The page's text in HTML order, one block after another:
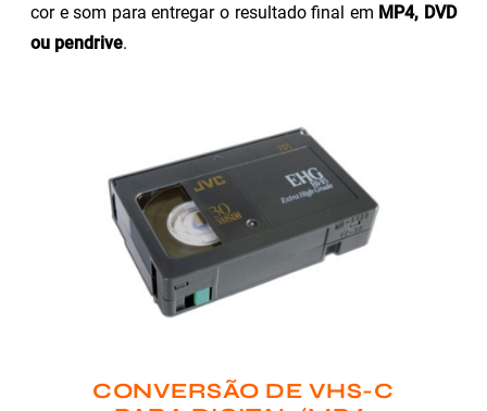
cor e som para entregar o resultado final em MP4, DVD
ou pendrive.
CONVERSÃO DE VHS-C